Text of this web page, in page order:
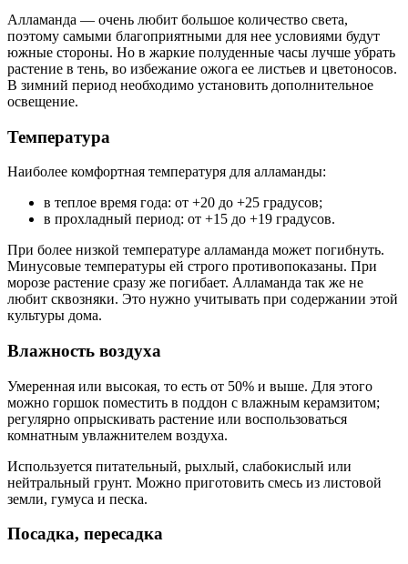
Алламанда — очень любит большое количество света,
поэтому самыми благоприятными для нее условиями будут
южные стороны. Но в жаркие полуденные часы лучше убрать
растение в тень, во избежание ожога ее листьев и цветоносов.
В зимний период необходимо установить дополнительное
освещение.
Температура
Наиболее комфортная температуря для алламанды:
в теплое время года: от +20 до +25 градусов;
в прохладный период: от +15 до +19 градусов.
При более низкой температуре алламанда может погибнуть.
Минусовые температуры ей строго противопоказаны. При
морозе растение сразу же погибает. Алламанда так же не
любит сквозняки. Это нужно учитывать при содержании этой
культуры дома.
Влажность воздуха
Умеренная или высокая, то есть от 50% и выше. Для этого
можно горшок поместить в поддон с влажным керамзитом;
регулярно опрыскивать растение или воспользоваться
комнатным увлажнителем воздуха.
Используется питательный, рыхлый, слабокислый или
нейтральный грунт. Можно приготовить смесь из листовой
земли, гумуса и песка.
Посадка, пересадка